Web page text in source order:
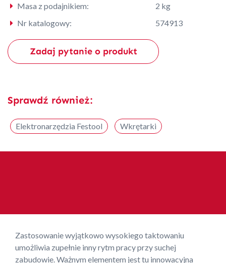
Masa z podajnikiem:
2 kg
Nr katalogowy:
574913
Zadaj pytanie o produkt
Sprawdź również:
Elektronarzędzia Festool Wkrętarki
Zastosowanie wyjątkowo wysokiego taktowaniu
umożliwia zupełnie inny rytm pracy przy suchej
zabudowie. Ważnym elementem jest tu innowacyjna